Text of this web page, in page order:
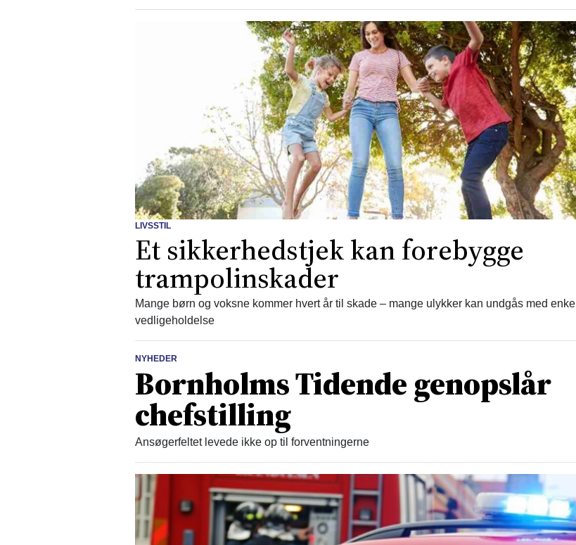
LIVSSTIL
Et sikkerhedstjek kan forebygge
trampolinskader
Mange børn og voksne kommer hvert år til skade – mange ulykker kan undgås med enkel
vedligeholdelse
NYHEDER
Bornholms Tidende genopslår
chefstilling
Ansøgerfeltet levede ikke op til forventningerne